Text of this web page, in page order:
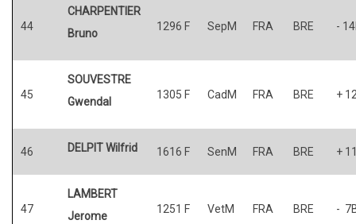
44
CHARPENTIER
Bruno
1296 F SepM FRA BRE -
45
SOUVESTRE
Gwendal
1305 F CadM FRA BRE +
46 DELPIT Wilfrid 1616 F SenM FRA BRE +
47
LAMBERT
Jerome
1251 F VetM FRA BRE -